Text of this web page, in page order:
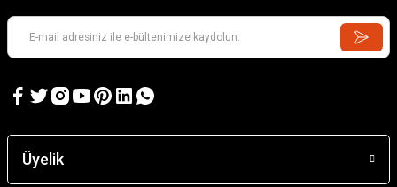
Kill Team: Terror on Devlan
Üyelik